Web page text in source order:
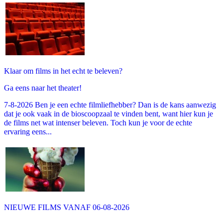
Klaar om films in het echt te beleven?
Ga eens naar het theater!
7-8-2026 Ben je een echte filmliefhebber? Dan is de kans aanwezig
dat je ook vaak in de bioscoopzaal te vinden bent, want hier kun je
de films net wat intenser beleven. Toch kun je voor de echte
ervaring eens...
NIEUWE FILMS VANAF 06-08-2026